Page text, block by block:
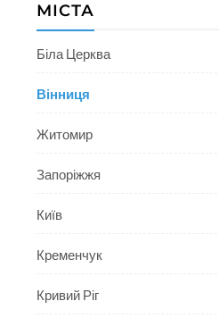
МІСТА
Біла Церква
Вінниця
Житомир
Запоріжжя
Київ
Кременчук
Кривий Ріг